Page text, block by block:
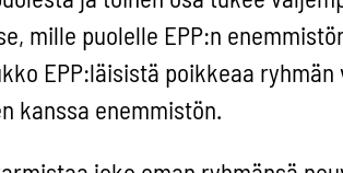
mille puolelle EPP:n
EPP:läisistä poikkeaa
kanssa enemmistön.